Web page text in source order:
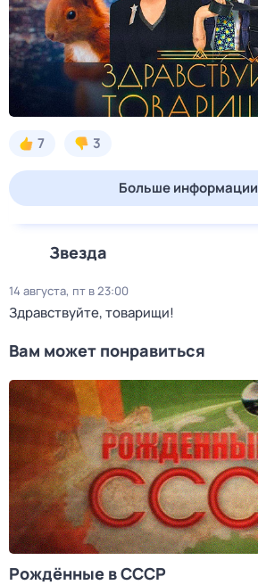
7 3
Больше информации
Звезда
14 августа, пт в 23:00
Здравствуйте, товарищи!
Вам может понравиться
Рождённые в СССР